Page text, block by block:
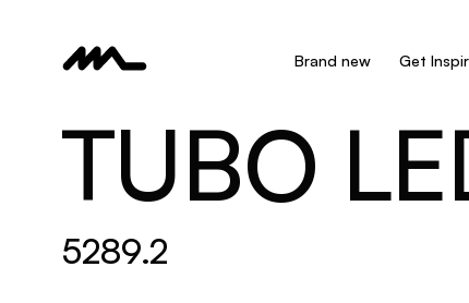
Brand new Get
TUBO
5289.2